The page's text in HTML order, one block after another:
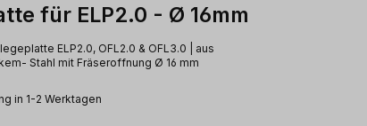
für ELP2.0 - Ø 16mm
ELP2.0, OFL2.0 & OFL3.0 | aus
Stahl mit Fräseroffnung Ø 16 mm
in 1-2 Werktagen